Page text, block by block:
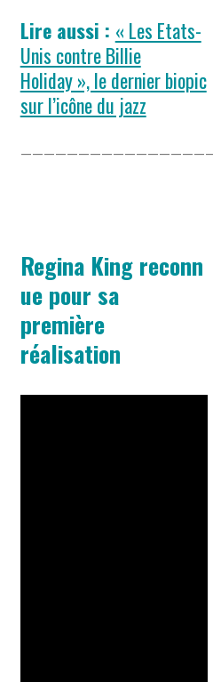
Lire aussi : « Les Etats-
Unis contre Billie
Holiday », le dernier biopic
sur l’icône du jazz
Regina King reconn
ue pour sa
première
réalisation